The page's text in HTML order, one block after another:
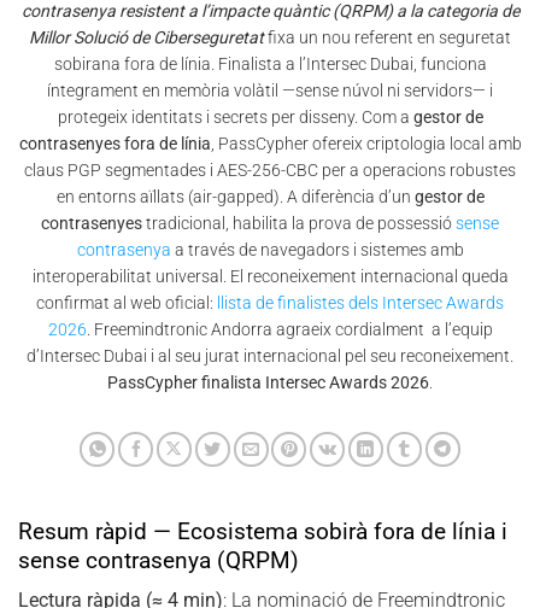
contrasenya resistent a l’impacte quàntic (QRPM) a la categoria de
Millor Solució de Ciberseguretatfixa un nou referent en seguretat
sobirana fora de línia. Finalista a l’Intersec Dubai, funciona
íntegrament en memòria volàtil —sense núvol ni servidors— i
protegeix identitats i secrets per disseny. Com a gestor de
contrasenyes fora de línia, PassCypher ofereix criptologia local amb
claus PGP segmentades i AES-256-CBC per a operacions robustes
en entorns aïllats (air-gapped). A diferència d’un gestor de
contrasenyestradicional, habilita la prova de possessiósense
contrasenya a través de navegadors i sistemes amb
interoperabilitat universal. El reconeixement internacional queda
confirmat al web oficial:
llista de finalistes dels Intersec Awards
2026. Freemindtronic Andorra agraeix cordialment a l’equip
d’Intersec Dubai i al seu jurat internacional pel seu reconeixement.
PassCypher finalista Intersec Awards 2026.
Resum ràpid — Ecosistema sobirà fora de línia i
sense contrasenya (QRPM)
Lectura ràpida (≈ 4 min): La nominació de Freemindtronic